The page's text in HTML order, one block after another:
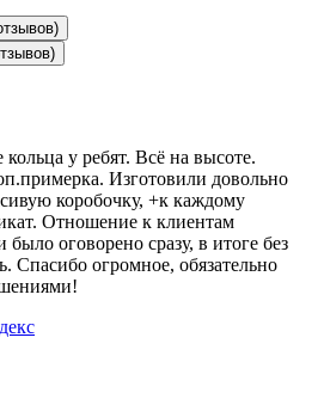
у ребят. Всё на высоте.
Изготовили довольно
коробочку, +к каждому
Отношение к клиентам
оговорено сразу, в итоге без
Спасибо огромное, обязательно